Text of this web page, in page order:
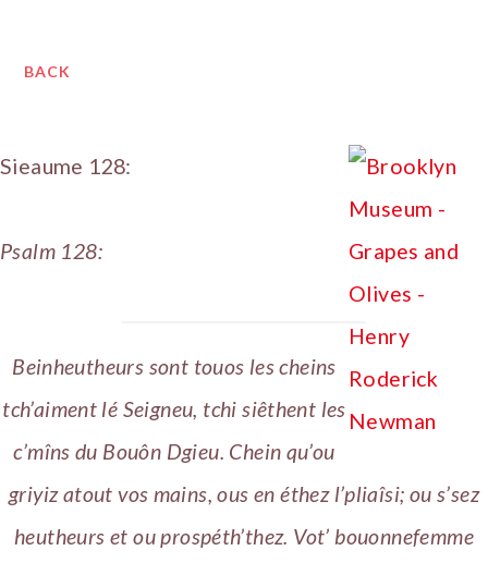
BACK
Sieaume 128:
Psalm 128:
Beinheutheurs sont touos les cheins
tch’aiment lé Seigneu, tchi siêthent les
c’mîns du Bouôn Dgieu. Chein qu’ou
griyiz atout vos mains, ous en éthez l’pliaîsi; ou s’sez
heutheurs et ou prospéth’thez. Vot’ bouonnefemme